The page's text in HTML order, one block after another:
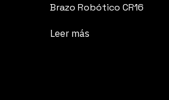
Brazo Robótico CR16
Leer más